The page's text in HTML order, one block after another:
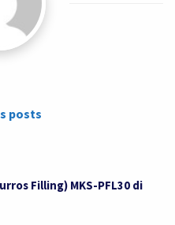
posts
Filling) MKS-PFL30 di